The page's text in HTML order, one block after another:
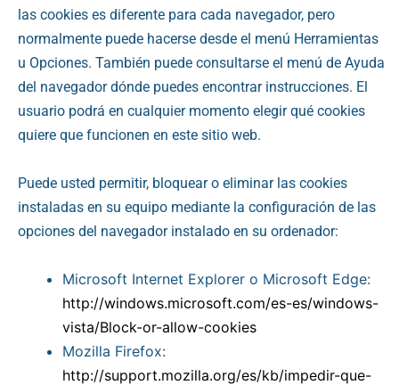
las cookies es diferente para cada navegador, pero
normalmente puede hacerse desde el menú Herramientas
u Opciones. También puede consultarse el menú de Ayuda
del navegador dónde puedes encontrar instrucciones. El
usuario podrá en cualquier momento elegir qué cookies
quiere que funcionen en este sitio web.
Puede usted permitir, bloquear o eliminar las cookies
instaladas en su equipo mediante la configuración de las
opciones del navegador instalado en su ordenador:
Microsoft Internet Explorer o Microsoft Edge:
http://windows.microsoft.com/es-es/windows-
vista/Block-or-allow-cookies
Mozilla Firefox:
http://support.mozilla.org/es/kb/impedir-que-